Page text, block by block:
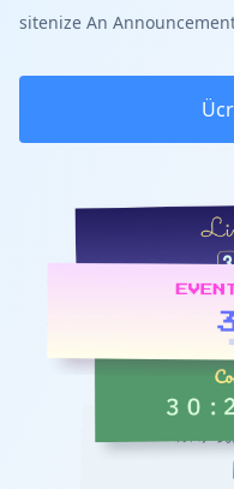
sitenize An